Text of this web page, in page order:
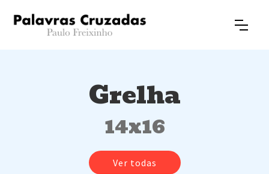
Grelha
14x16
Ver todas